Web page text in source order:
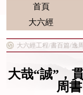
首頁
大六經
大六經工程/書百篇/逸
大哉“誠”，
周